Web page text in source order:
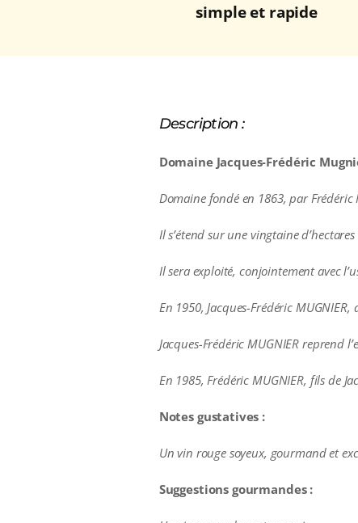
simple et rapide
Description :
Domaine Jacques-Frédéric
Domaine fondé en 1863, par Frédéric
Il s’étend sur une vingtaine
Il sera exploité, conjointement avec
En 1950, Jacques-Frédéric
Jacques-Frédéric MUGNIER reprend
En 1985, Frédéric MUGNIER, fils de
Notes gustatives :
Un vin rouge soyeux, gourmand et
Suggestions gourmandes :